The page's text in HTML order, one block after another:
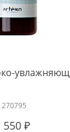
270795
550 ₽